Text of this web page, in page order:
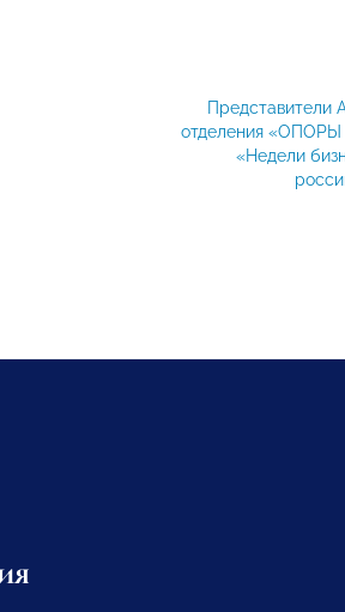
Представители
отделения
«Недели